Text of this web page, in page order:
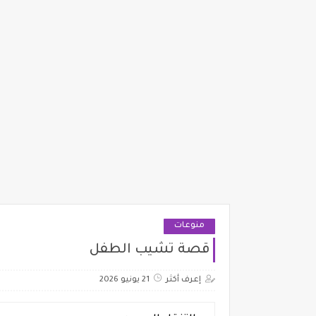
منوعات
قصة تشيب الطفل
إعرف أكثر 21 يونيو 2026